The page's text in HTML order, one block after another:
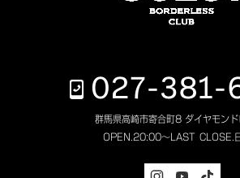
027-381-
群馬県高崎市寄合町8 ダイヤモン
OPEN. 20:00～LAST CLOSE.